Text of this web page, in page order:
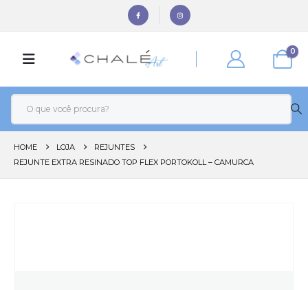
0
HOME LOJA
REJUNTES
REJUNTE EXTRA RESINADO TOP FLEX PORTOKOLL – CAMURCA